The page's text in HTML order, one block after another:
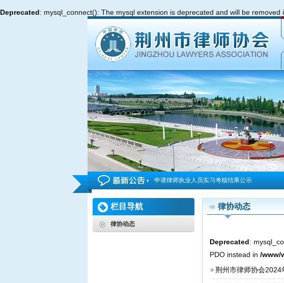
Deprecated: mysql_connect(): The mysql extension is deprecated and will be
申请律师执业人员实习考核结果公示
2026年度第4期申请律师执业人员参加面试考核
申请律师执业人员实习考核结果公示
2026年度第3期申请律师执业人员参加面试考核的
申请律师执业人员实习考核结果公示
2026年度第2期申请律师执业人员参加面试考核
栏目导航
律协动态
律协动态
Deprecated:
PDO instead in /www/
荆州市律师协会2024